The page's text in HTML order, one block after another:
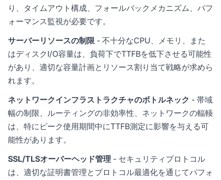
り、タイムアウト構成、フォールバックメカニズム、パフ
ォーマンス監視が必要です。
サーバーリソースの制限 - 不十分なCPU、メモリ、また
はディスクI/O容量は、負荷下でTTFBを低下させる可能性
があり、適切な容量計画とリソース割り当て戦略が求めら
れます。
ネットワークインフラストラクチャのボトルネック - 帯域
幅の制限、ルーティングの非効率性、ネットワークの輻輳
は、特にピーク使用期間中にTTFB測定に影響を与える可
能性があります。
SSL/TLSオーバーヘッド管理 - セキュリティプロトコル
は、適切な証明書管理とプロトコル最適化を通じてパフォ